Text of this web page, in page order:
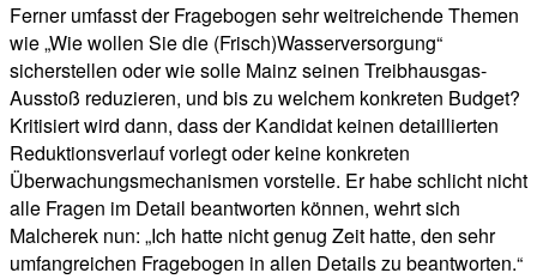
Ferner umfasst der Fragebogen sehr weitreichende Themen
wie „Wie wollen Sie die (Frisch)Wasserversorgung“
sicherstellen oder wie solle Mainz seinen Treibhausgas-
Ausstoß reduzieren, und bis zu welchem konkreten Budget?
Kritisiert wird dann, dass der Kandidat keinen detaillierten
Reduktionsverlauf vorlegt oder keine konkreten
Überwachungsmechanismen vorstelle. Er habe schlicht nicht
alle Fragen im Detail beantworten können, wehrt sich
Malcherek nun: „Ich hatte nicht genug Zeit hatte, den sehr
umfangreichen Fragebogen in allen Details zu beantworten.“